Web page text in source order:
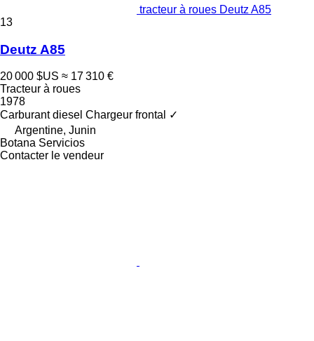
tracteur à roues Deutz A85
13
Deutz A85
20 000 $US ≈ 17 310 €
Tracteur à roues
1978
Carburant diesel Chargeur frontal
✓
Argentine, Junin
Botana Servicios
Contacter le vendeur